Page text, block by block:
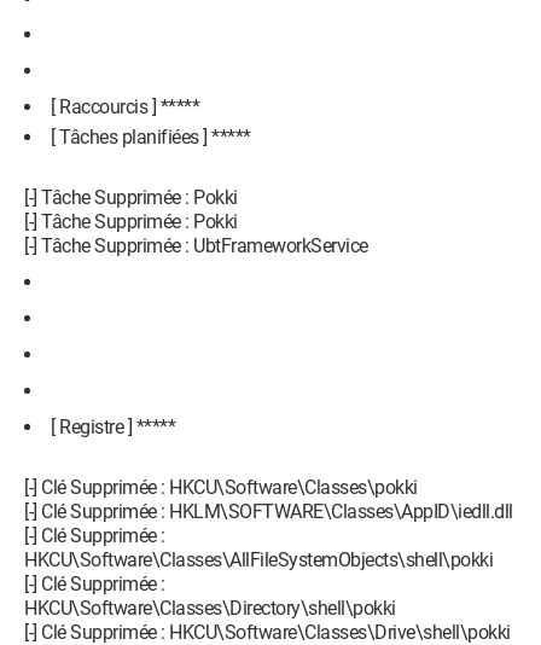
[ Raccourcis ] *****
[ Tâches planifiées ] *****
[-] Tâche Supprimée : Pokki
[-] Tâche Supprimée : Pokki
[-] Tâche Supprimée : UbtFrameworkService
[ Registre ] *****
[-] Clé Supprimée : HKCU\Software\Classes\pokki
[-] Clé Supprimée : HKLM\SOFTWARE\Classes\AppID\iedll.dll
[-] Clé Supprimée :
HKCU\Software\Classes\AllFileSystemObjects\shell\pokki
[-] Clé Supprimée :
HKCU\Software\Classes\Directory\shell\pokki
[-] Clé Supprimée : HKCU\Software\Classes\Drive\shell\pokki